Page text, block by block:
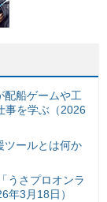
配船ゲームや工
事を学ぶ（2026
ツールとは何か
うさプロオンラ
年3月18日）